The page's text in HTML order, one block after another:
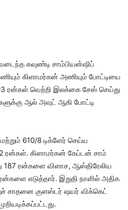
கவுண்டி சாம்பியன்ஷிப்
கிளாமர்கன் அணியும் போட்டியை
ரன்கள் வெற்றி இலக்கை சேஸ் செய்து
ஆல் அவுட் ஆகி போட்டி
610/8 டிக்ளேர் செய்ய
ரன்கள். கிளாமர்கன் கேப்டன் சாம்
187 ரன்களை விளாச, ஆஸ்திரேலிய
எடுத்தார். இறுதி நாளில் அதிக
சாதனை குளஸ்டர் ஷயர் விக்கெட்